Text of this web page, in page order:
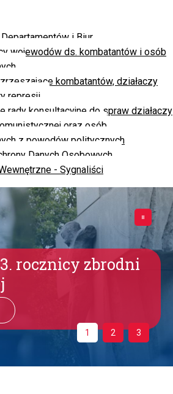
i Biur
wojewodów ds. kombatantów i osób
kombatantów, działaczy
represji
rady konsultacyjne do spraw działaczy
oraz osób
z powodów politycznych
Danych Osobowych
- Sygnaliści
rocznicy zbrodni
1 2 3